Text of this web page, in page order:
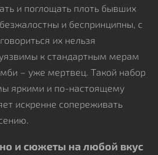
и поглощать плоть бывших
и беспринципны, с
их нельзя
к стандартным мерам
– уже мертвец. Такой набор
яркими и по-настоящему
искренне сопереживать
и сюжеты на любой вкус